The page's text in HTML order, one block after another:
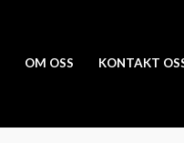
OM OSS KONTAKT